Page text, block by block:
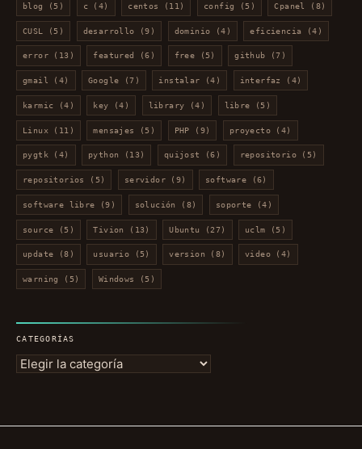
blog (5) c (4) centos (11) config (5) Cpanel (8)
CUSL (5) desarrollo (9) dominio (4) eficiencia (4)
error(13) featured (6) free (5) github (7)
gmail (4) Google (7) instalar (4) interfaz (4)
karmic (4) key (4) library (4) libre (5)
Linux (11) mensajes (5) PHP (9) proyecto (4)
pygtk(4) python (13) quijost (6) repositorio (5)
repositorios (5) servidor(9) software (6)
software libre (9) solución (8) soporte (4)
source (5) Tivion (13) Ubuntu (27) uclm (5)
update (8) usuario (5) version (8) video (4)
warning (5) Windows (5)
CATEGORÍAS